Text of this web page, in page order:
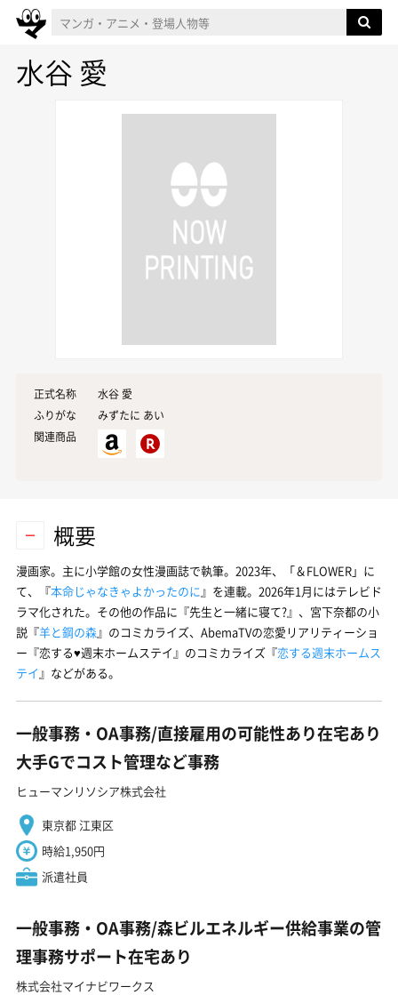
水谷 愛
正式名称
水谷 愛
ふりがな
みずたに あい
関連商品
概要
漫画家。主に小学館の女性漫画誌で執筆。2023年、「＆FLOWER」に
て、『本命じゃなきゃよかったのに』を連載。2026年1月にはテレビド
ラマ化された。その他の作品に『先生と一緒に寝て?』、宮下奈都の小
説『羊と鋼の森』のコミカライズ、AbemaTVの恋愛リアリティーショ
ー『恋する♥週末ホームステイ』のコミカライズ『恋する週末ホームス
テイ』などがある。
一般事務・OA事務/直接雇用の可能性あり在宅あり
大手Gでコスト管理など事務
ヒューマンリソシア株式会社
東京都 江東区
時給1,950円
派遣社員
一般事務・OA事務/森ビルエネルギー供給事業の管
理事務サポート在宅あり
株式会社マイナビワークス